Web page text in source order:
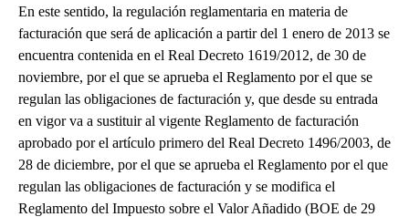
En este sentido, la regulación reglamentaria en materia de
facturación que será de aplicación a partir del 1 enero de 2013 se
encuentra contenida en el Real Decreto 1619/2012, de 30 de
noviembre, por el que se aprueba el Reglamento por el que se
regulan las obligaciones de facturación y, que desde su entrada
en vigor va a sustituir al vigente Reglamento de facturación
aprobado por el artículo primero del Real Decreto 1496/2003, de
28 de diciembre, por el que se aprueba el Reglamento por el que
regulan las obligaciones de facturación y se modifica el
Reglamento del Impuesto sobre el Valor Añadido (BOE de 29